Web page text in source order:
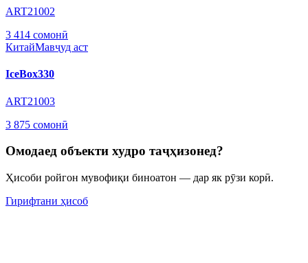
ART21002
3 414 сомонӣ
КитайМавҷуд аст
IceBox330
ART21003
3 875 сомонӣ
Омодаед объекти худро таҷҳизонед?
Ҳисоби ройгон мувофиқи биноатон — дар як рӯзи корӣ.
Гирифтани ҳисоб